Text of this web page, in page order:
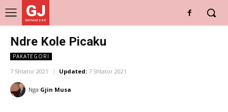
GJ
DRITARE E RE
Ndre Kole Picaku
PAKATEGORI
7 Shtator 2021 Updated: 7 Shtator 2021
Nga Gjin Musa